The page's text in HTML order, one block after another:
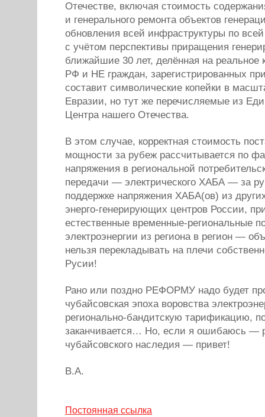
Отечестве, включая стоимость
и генерального ремонта объектов
обновления всей инфраструктуры по
с учётом перспективы приращения
ближайшие 30 лет, делённая на реальное
РФ и НЕ граждан, зарегистрированных
составит символические копейки в
Евразии, но тут же перечисляемые из
Центра нашего Отечества.
В этом случае, корректная стоимость
мощности за рубеж рассчитывается по
напряжения в региональной
передачи — электрического ХАБА — за
поддержке напряжения ХАБА(ов) из
энерго-генерирующих центров России,
естественные временные-региональные
электроэнергии из региона в регион —
нельзя перекладывать на плечи
Русии!
Рано или поздно РЕФОРМУ надо будет
чубайсовская эпоха воровства
регионально-бандитскую тарификацию,
заканчивается… Но, если я ошибаюсь —
чубайсовского наследия — привет!
В.А.
Постоянная ссылка